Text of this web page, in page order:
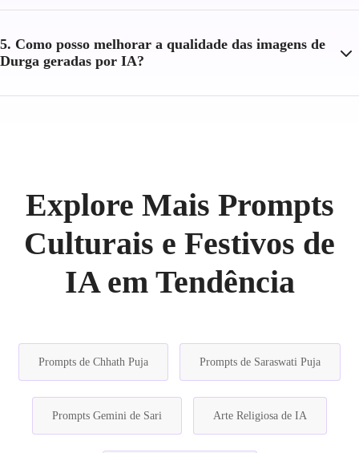
5. Como posso melhorar a qualidade das imagens de
Durga geradas por IA?
Explore Mais Prompts
Culturais e Festivos de
IA em Tendência
Prompts de Chhath Puja Prompts de Saraswati Puja
Prompts Gemini de Sari Arte Religiosa de IA